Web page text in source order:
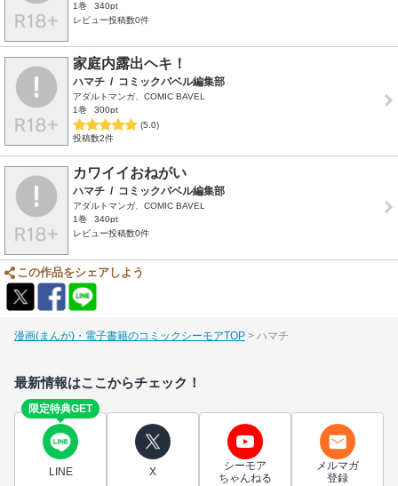
1巻
340pt
レビュー投稿数0件
家庭内露出ヘキ！
ハマチ / コミックバベル編集部
アダルトマンガ、COMIC BAVEL
1巻
300pt
(5.0)
投稿数2件
カワイイおねがい
ハマチ / コミックバベル編集部
アダルトマンガ、COMIC BAVEL
1巻
340pt
レビュー投稿数0件
この作品をシェアしよう
漫画(まんが)・電子書籍のコミックシーモアTOP ハマチ
最新情報はここからチェック！
限定特典GET
LINE X
シーモア
ちゃんねる
メルマガ
登録